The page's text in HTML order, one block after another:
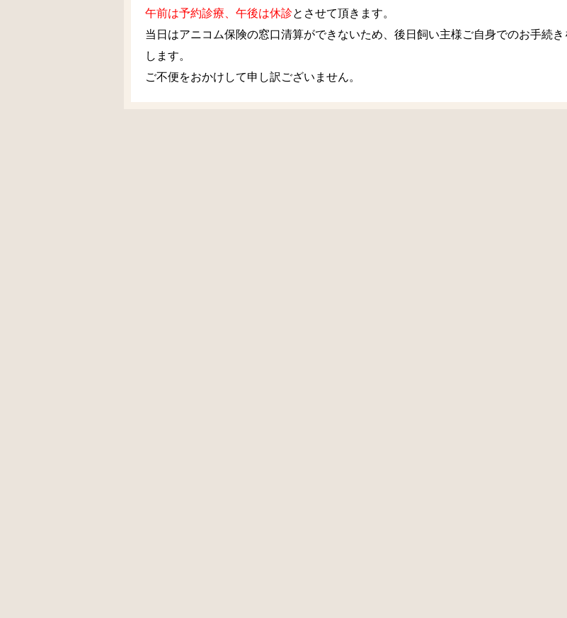
午前は予約診療、午後は休診とさせて頂きます。
当日はアニコム保険の窓口清算ができないため、後日飼い主様ご自身でのお手続
します。
ご不便をおかけして申し訳ございません。